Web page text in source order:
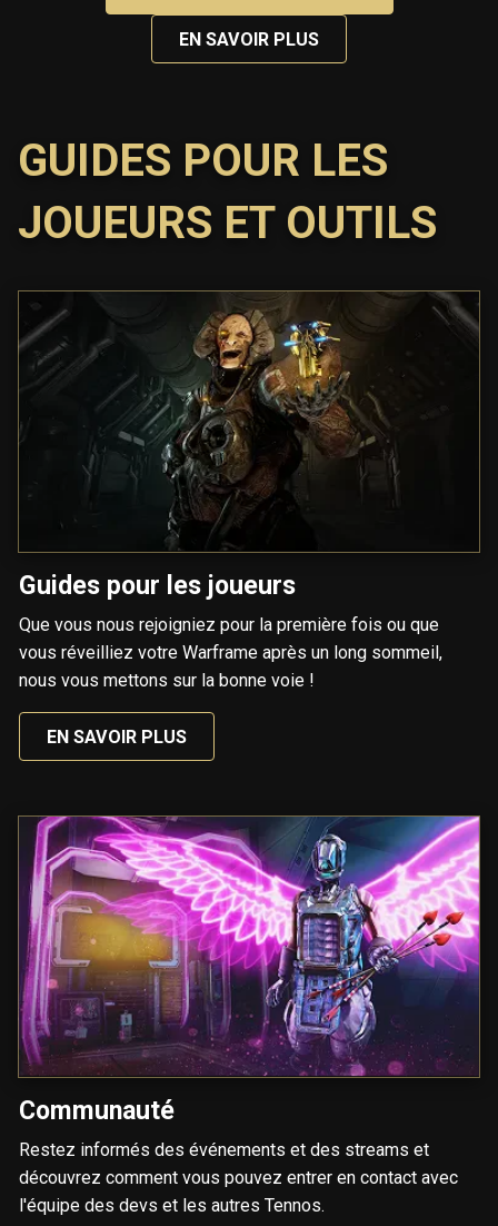
EN SAVOIR PLUS
GUIDES POUR LES
JOUEURS ET OUTILS
Guides pour les joueurs
Que vous nous rejoigniez pour la première fois ou que
vous réveilliez votre Warframe après un long sommeil,
nous vous mettons sur la bonne voie !
EN SAVOIR PLUS
Communauté
Restez informés des événements et des streams et
découvrez comment vous pouvez entrer en contact avec
l'équipe des devs et les autres Tennos.